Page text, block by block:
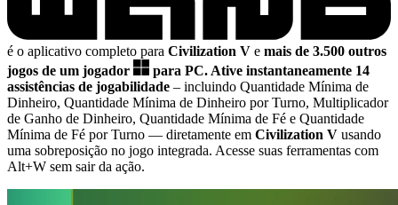
é o aplicativo completo para Civilization V e mais de 3.500 outros
jogos de um jogador
para PC. Ative instantaneamente 14
assistências de jogabilidade – incluindo Quantidade Mínima de
Dinheiro, Quantidade Mínima de Dinheiro por Turno, Multiplicador
de Ganho de Dinheiro, Quantidade Mínima de Fé e Quantidade
Mínima de Fé por Turno — diretamente em Civilization V usando
uma sobreposição no jogo integrada. Acesse suas ferramentas com
Alt+W sem sair da ação.